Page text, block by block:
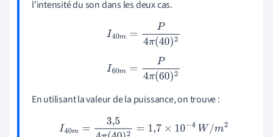
l'intensité du son dans les deux cas.
I40 m= P4π(40)2
I60 m= P4π(60)2
En utilisant la valeur de la puissance, on trouve :
40 m=3,54π(40)2 =1 ,7×10−4W/m2